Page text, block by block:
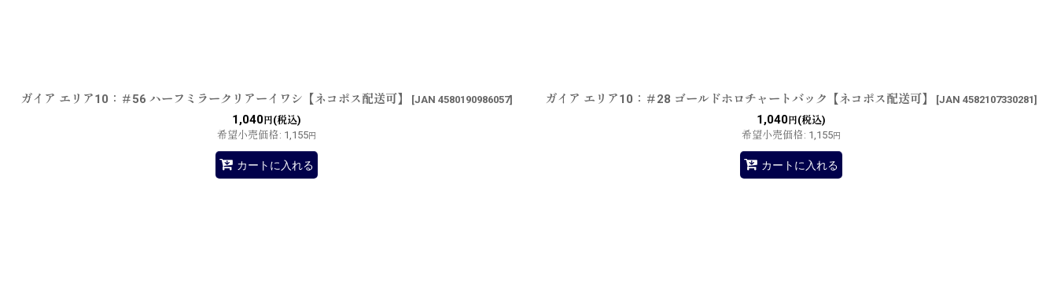
ガイア エリア10：＃56 ハーフミラークリアーイワシ【ネコポス配送可】 [JAN 4580190986057]
1,040円(税込)
希望小売価格: 1,155円
カートに入れる
ガイア エリア10：＃28 ゴールドホロチャートバック【ネコポス配送可】 [JAN 4582107330281]
1,040円(税込)
希望小売価格: 1,155円
カートに入れる